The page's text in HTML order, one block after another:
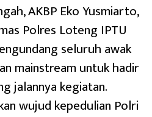
AKBP Eko Yusmiarto,
Polres Loteng IPTU
seluruh awak
mainstream untuk hadir
jalannya kegiatan.
wujud kepedulian Polri